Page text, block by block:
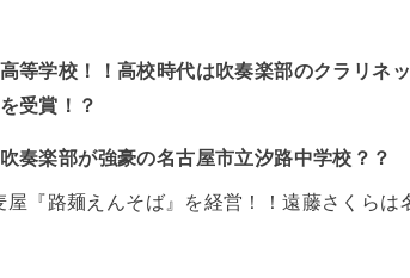
等学校！！高校時代は吹奏楽部のクラリネ
受賞！？
奏楽部が強豪の名古屋市立汐路中学校？？
『路麺えんそば』を経営！！遠藤さくらは